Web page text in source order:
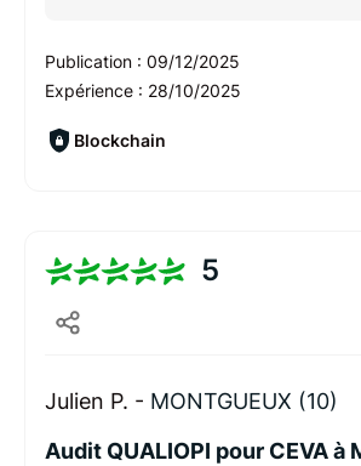
Publication : 09/12/2025
Expérience : 28/10/2025
Blockchain
5
Julien P. - MONTGUEUX (10)
Audit QUALIOPI pour CEVA à